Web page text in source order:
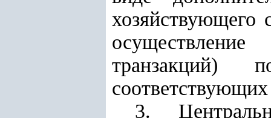
хозяйствующего
транзакций)
3.